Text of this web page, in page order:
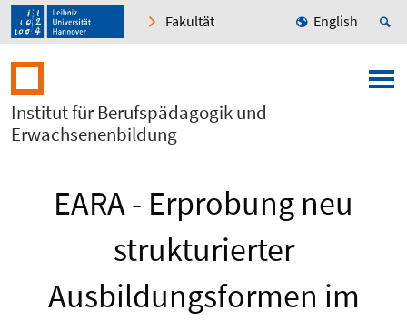
Fakultät English
Institut für Berufspädagogik und
Erwachsenenbildung
EARA - Erprobung neu
strukturierter
Ausbildungsformen im